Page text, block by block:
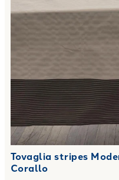
Tovaglia stripes
Corallo